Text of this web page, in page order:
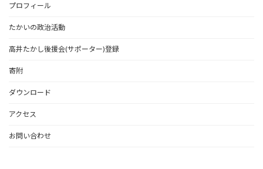
プロフィール
たかいの政治活動
高井たかし後援会(サポーター)登録
寄附
ダウンロード
アクセス
お問い合わせ